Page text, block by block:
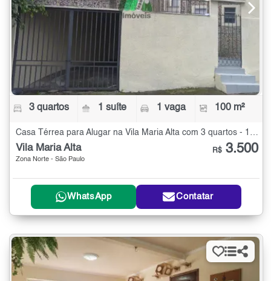
3 quartos 1 suíte 1 vaga 100 m²
Vila Maria Alta
Zona Norte - São Paulo
R$ 3.500
WhatsApp Contatar